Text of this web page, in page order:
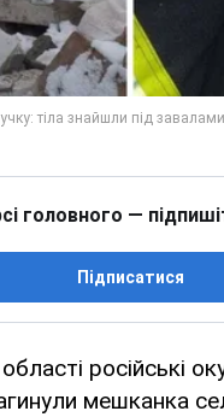
головного —
Підписатися
російські
мешканка